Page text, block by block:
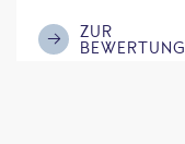
ZUR
BEWERTUNG